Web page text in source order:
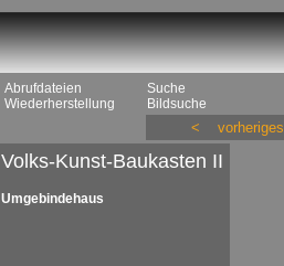
Abrufdateien
Wiederherstellung
Suche
Bildsuche
< vorheriges
Volks-Kunst-Baukasten II
Umgebindehaus